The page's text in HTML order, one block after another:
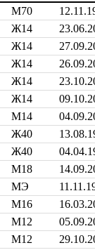
М70
Ж14
Ж14
Ж14
Ж14
Ж14
М14
Ж40
Ж40
М18
МЭ
М16
М12
М12